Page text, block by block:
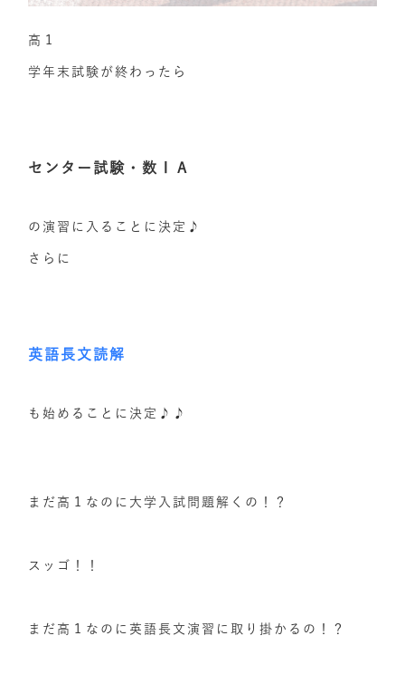
高１
学年末試験が終わったら
センター試験・数ⅠＡ
の演習に入ることに決定♪
さらに
英語長文読解
も始めることに決定♪♪
まだ高１なのに大学入試問題解くの！？
スッゴ！！
まだ高１なのに英語長文演習に取り掛かるの！？